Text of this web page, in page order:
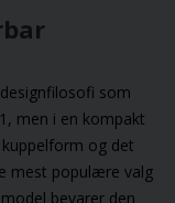
som
men i en kompakt
og det
mest populære valg
bevarer den